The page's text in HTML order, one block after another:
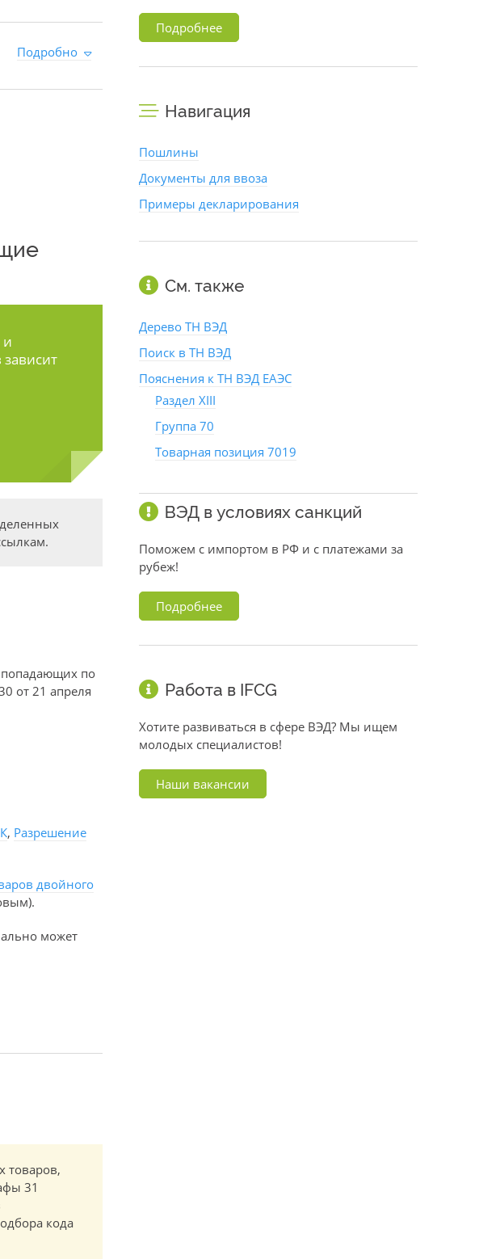
Подробно
и
попадающих по
от 21 апреля
, Разрешение
двойного
может
товаров,
31
кода
Подробнее
Навигация
Пошлины
Документы для ввоза
Примеры декларирования
См. также
Дерево ТН ВЭД
Поиск в ТН ВЭД
Пояснения к ТН ВЭД ЕАЭС
Раздел XIII
Группа 70
Товарная позиция 7019
ВЭД в условиях санкций
Поможем с импортом в РФ и с платежами за
рубеж!
Подробнее
Работа в IFCG
Хотите развиваться в сфере ВЭД? Мы ищем
молодых специалистов!
Наши вакансии